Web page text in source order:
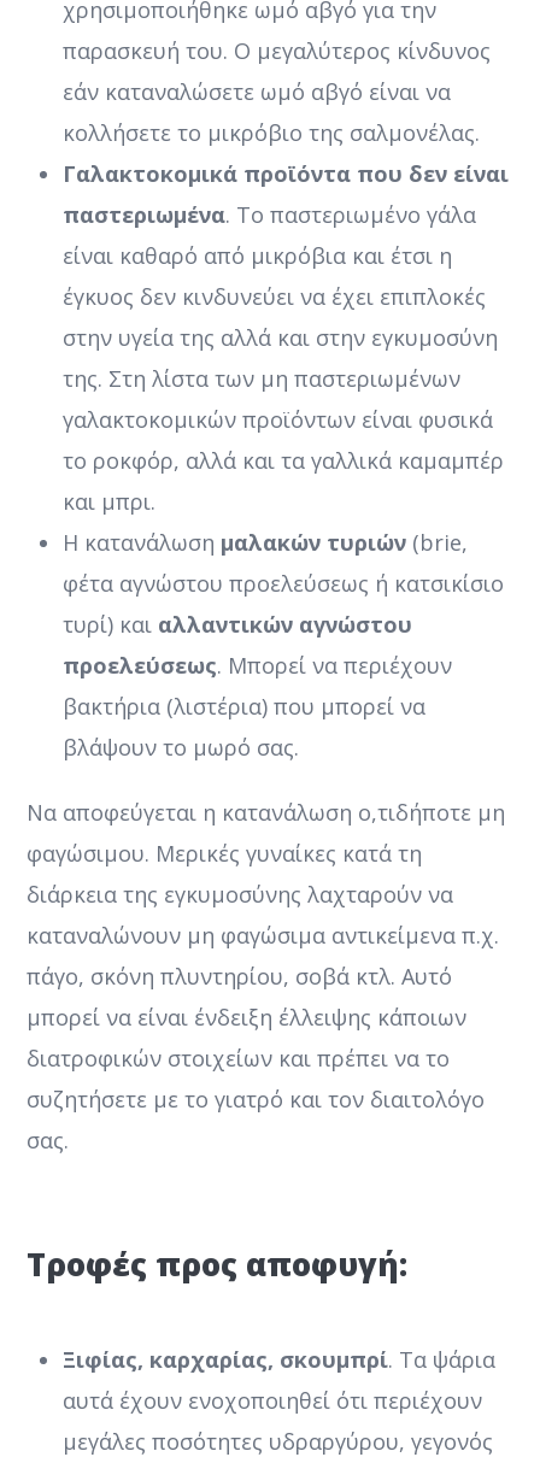
χρησιμοποιήθηκε ωμό αβγό για την
παρασκευή του. Ο μεγαλύτερος κίνδυνος
εάν καταναλώσετε ωμό αβγό είναι να
κολλήσετε το μικρόβιο της σαλμονέλας.
Γαλακτοκομικά προϊόντα που δεν είναι
παστεριωμένα. Το παστεριωμένο γάλα
είναι καθαρό από μικρόβια και έτσι η
έγκυος δεν κινδυνεύει να έχει επιπλοκές
στην υγεία της αλλά και στην εγκυμοσύνη
της. Στη λίστα των μη παστεριωμένων
γαλακτοκομικών προϊόντων είναι φυσικά
το ροκφόρ, αλλά και τα γαλλικά καμαμπέρ
και μπρι.
Η κατανάλωση μαλακών τυριών (brie,
φέτα αγνώστου προελεύσεως ή κατσικίσιο
τυρί) και αλλαντικών αγνώστου
προελεύσεως. Μπορεί να περιέχουν
βακτήρια (λιστέρια) που μπορεί να
βλάψουν το μωρό σας.
Nα αποφεύγεται η κατανάλωση ο,τιδήποτε μη
φαγώσιμου. Μερικές γυναίκες κατά τη
διάρκεια της εγκυμοσύνης λαχταρούν να
καταναλώνουν μη φαγώσιμα αντικείμενα π.χ.
πάγο, σκόνη πλυντηρίου, σοβά κτλ. Αυτό
μπορεί να είναι ένδειξη έλλειψης κάποιων
διατροφικών στοιχείων και πρέπει να το
συζητήσετε με το γιατρό και τον διαιτολόγο
σας.
Τροφές προς αποφυγή:
Ξιφίας, καρχαρίας, σκουμπρί. Τα ψάρια
αυτά έχουν ενοχοποιηθεί ότι περιέχουν
μεγάλες ποσότητες υδραργύρου, γεγονός